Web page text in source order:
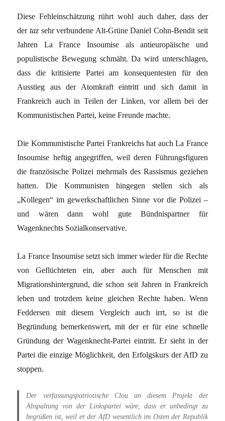
Diese Fehleinschätzung rührt wohl auch daher, dass der
dertaz sehr verbundene Alt-Grüne Daniel Cohn-Bendit seit
Jahren La France Insoumise als antieuropäische und
populistische Bewegung schmäht. Da wird unterschlagen,
dass die kritisierte Partei am konsequentesten für den
Ausstieg aus der Atomkraft eintritt und sich damit in
Frankreich auch in Teilen der Linken, vor allem bei der
Kommunistischen Partei, keine Freunde machte.
Die Kommunistische Partei Frankreichs hat auch La France
Insoumise heftig angegriffen, weil deren Führungsfiguren
die französische Polizei mehrmals des Rassismus geziehen
hatten. Die Kommunisten hingegen stellen sich als
„Kollegen“ im gewerkschaftlichen Sinne vor die Polizei –
und wären dann wohl gute Bündnispartner für
Wagenknechts Sozialkonservative.
La France Insoumise setzt sich immer wieder für die Rechte
von Geflüchteten ein, aber auch für Menschen mit
Migrationshintergrund, die schon seit Jahren in Frankreich
leben und trotzdem keine gleichen Rechte haben. Wenn
Feddersen mit diesem Vergleich auch irrt, so ist die
Begründung bemerkenswert, mit der er für eine schnelle
Gründung der Wagenknecht-Partei eintritt. Er sieht in der
Partei die einzige Möglichkeit, den Erfolgskurs der AfD zu
stoppen.
Der verfassungspatriotische Clou an diesem Projekt der
Abspaltung von der Linkspartei wäre, dass er unbedingt zu
begrüßen ist, weil er der AfD wesentlich im Osten der Republik